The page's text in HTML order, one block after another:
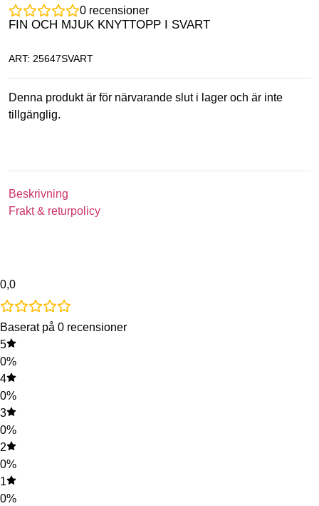
0 recensioner
FIN OCH MJUK KNYTTOPP I SVART
ART: 25647SVART
Denna produkt är för närvarande slut i lager och är inte
tillgänglig.
Beskrivning
Frakt & returpolicy
0,0
Baserat på 0 recensioner
5
0%
4
0%
3
0%
2
0%
1
0%